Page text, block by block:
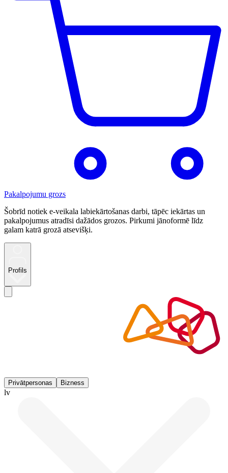
Pakalpojumu grozs
Šobrīd notiek e-veikala labiekārtošanas darbi, tāpēc iekārtas un
pakalpojumus atradīsi dažādos grozos. Pirkumi jānoformē līdz
galam katrā grozā atsevišķi.
Profils
Privātpersonas Bizness
lv